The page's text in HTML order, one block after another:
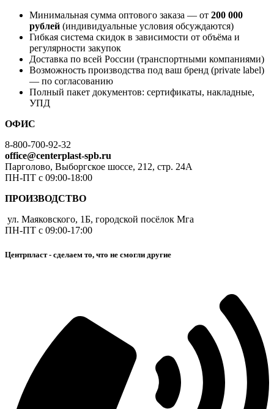
Минимальная сумма оптового заказа — от 200 000
рублей (индивидуальные условия обсуждаются)
Гибкая система скидок в зависимости от объёма и
регулярности закупок
Доставка по всей России (транспортными компаниями)
Возможность производства под ваш бренд (private label)
— по согласованию
Полный пакет документов: сертификаты, накладные,
УПД
ОФИС
8-800-700-92-32
office@centerplast-spb.ru
Парголово, Выборгское шоссе, 212, стр. 24А
ПН-ПТ с 09:00-18:00
ПРОИЗВОДСТВО
ул. Маяковского, 1Б, городской посёлок Мга
ПН-ПТ с 09:00-17:00
Центрпласт - сделаем то, что не смогли другие